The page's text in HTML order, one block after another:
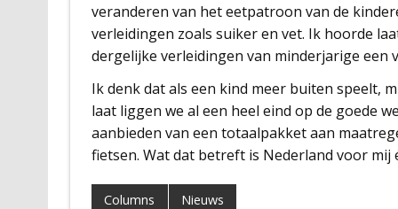
veranderen van het eetpatroon van de
verleidingen zoals suiker en vet. Ik hoorde
dergelijke verleidingen van minderjarige een
Ik denk dat als een kind meer buiten speelt,
laat liggen we al een heel eind op de goede
aanbieden van een totaalpakket aan
fietsen. Wat dat betreft is Nederland voor mij
Columns Nieuws